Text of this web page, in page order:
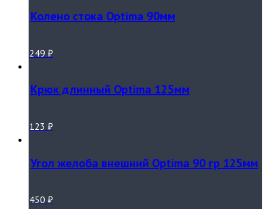
Колено стока Optima 90мм
249 ₽
Крюк длинный Optima 125мм
123 ₽
Угол желоба внешний Optima 90 гр 125мм
450 ₽